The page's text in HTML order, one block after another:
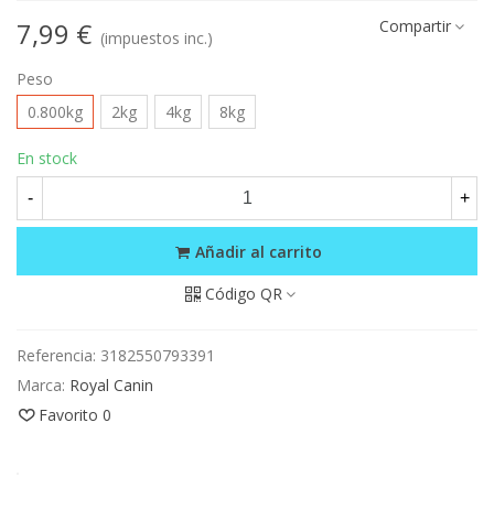
7,99 € (impuestos inc.)
Compartir
Peso
0.800kg
2kg 4kg 8kg
En stock
- +
Añadir al carrito
Código QR
Referencia: 3182550793391
Marca: Royal Canin
Favorito 0